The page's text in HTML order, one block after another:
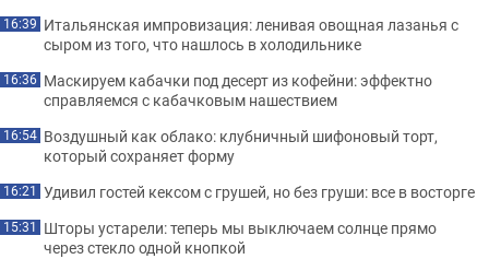
16:39 Итальянская импровизация: ленивая овощная лазанья с
сыром из того, что нашлось в холодильнике
16:36 Маскируем кабачки под десерт из кофейни: эффектно
справляемся с кабачковым нашествием
16:54 Воздушный как облако: клубничный шифоновый торт,
который сохраняет форму
16:21 Удивил гостей кексом с грушей, но без груши: все в восторге
15:31 Шторы устарели: теперь мы выключаем солнце прямо
через стекло одной кнопкой